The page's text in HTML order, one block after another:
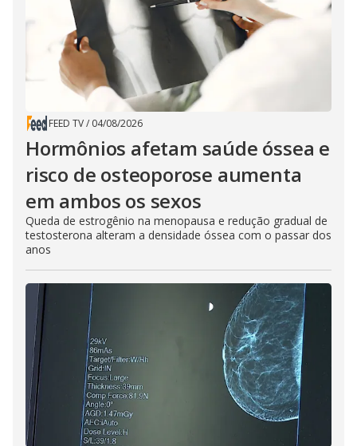
FEED TV/ 04/08/2026
Hormônios afetam saúde óssea e
risco de osteoporose aumenta
em ambos os sexos
Queda de estrogênio na menopausa e redução gradual de
testosterona alteram a densidade óssea com o passar dos
anos